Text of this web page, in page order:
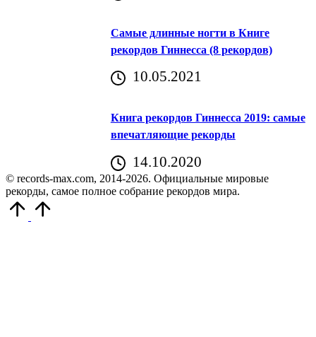
Самые длинные ногти в Книге
рекордов Гиннесса (8 рекордов)
10.05.2021
Книга рекордов Гиннесса 2019: самые
впечатляющие рекорды
14.10.2020
© records-max.com, 2014-2026. Официальные мировые
рекорды, самое полное собрание рекордов мира.